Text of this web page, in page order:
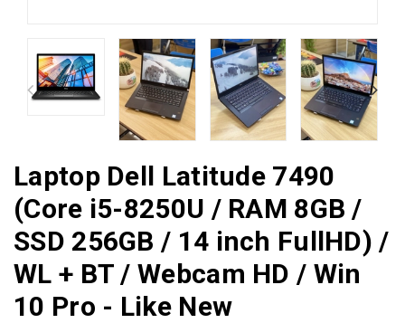
Laptop Dell Latitude 7490
(Core i5-8250U / RAM 8GB /
SSD 256GB / 14 inch FullHD) /
WL + BT / Webcam HD / Win
10 Pro - Like New